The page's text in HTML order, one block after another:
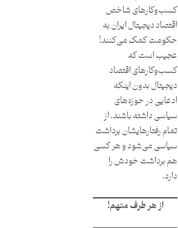
کسب‌وکارهای شاخص
اقتصاد دیجیتال ایران به
حکومت کمک می‌کنند!
عجیب است که
کسب‌وکارهای اقتصاد
دیجیتال بدون اینکه
ادعایی در حوزه‌های
سیاسی داشته باشند، از
تمام رفتارهایشان برداشت
سیاسی می‌شود و هر کسی
هم برداشت خودش را
دارد.
از هر طرف متهم!